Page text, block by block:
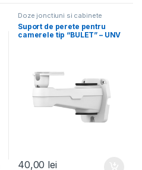
Doze jonctiuni si cabinete
Suport de perete pentru
camerele tip “BULET” – UNV
40,00 lei